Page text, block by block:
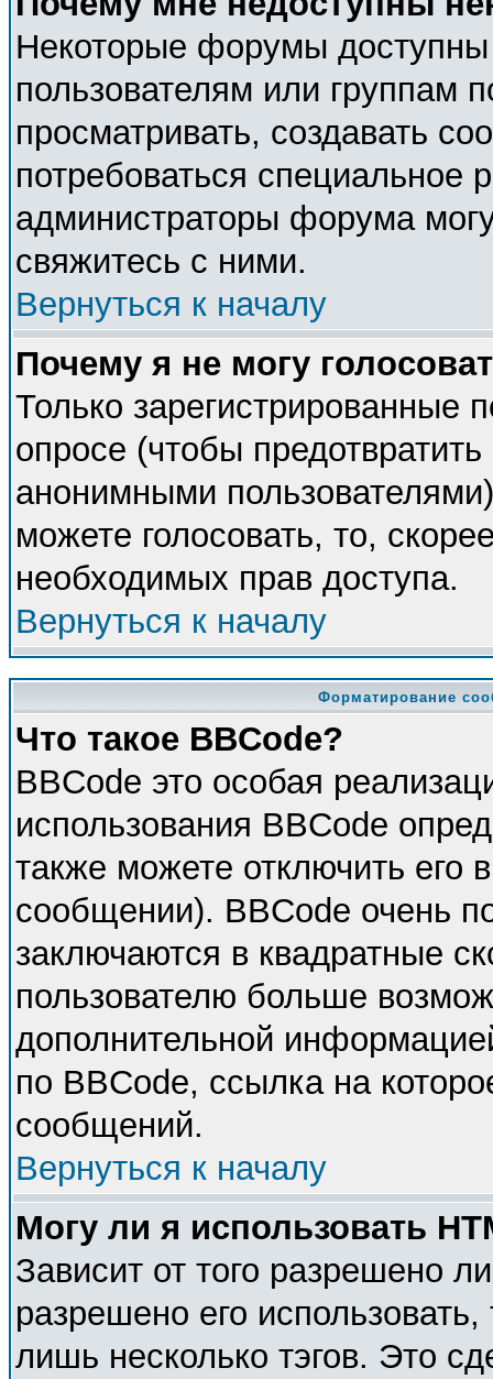
Некоторые форумы
пользователям или группам
просматривать, создавать
потребоваться
администраторы форума
свяжитесь с ними.
Вернуться к началу
Почему я не могу
Только зарегистрированные
опросе (чтобы предотвратить
анонимными
можете голосовать, то,
необходимых прав доступа.
Вернуться к началу
Форматирование
Что такое BBCode?
BBCode это особая
использования BBCode
также можете отключить
сообщении). BBCode очень
заключаются в квадратные
пользователю больше
дополнительной
по BBCode, ссылка на
сообщений.
Вернуться к началу
Могу ли я использовать
Зависит от того разрешено
разрешено его использовать,
лишь несколько тэгов. Это